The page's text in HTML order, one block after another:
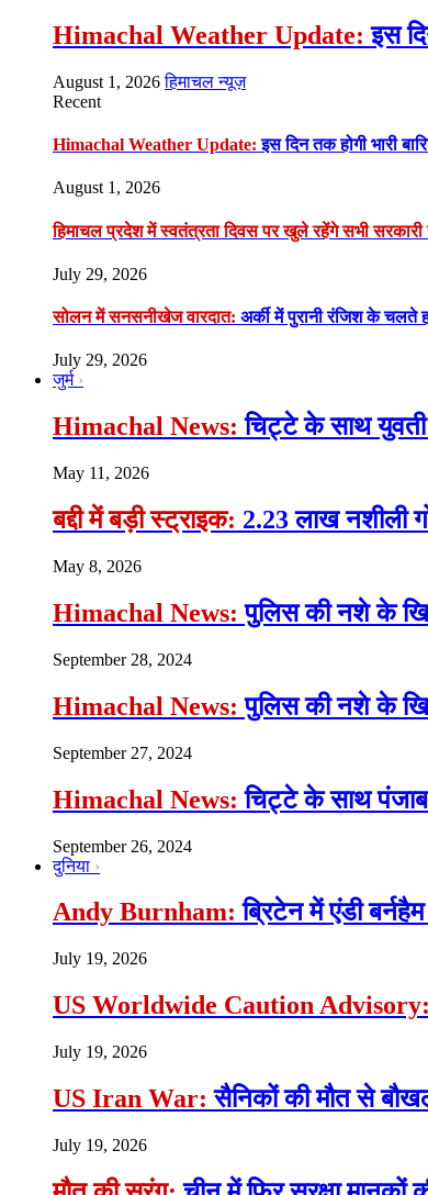
Himachal Weather Update: इस
August 1, 2026 हिमाचल न्यूज़
Recent
Himachal Weather Update: इस दिन तक होगी भारी
August 1, 2026
हिमाचल प्रदेश में स्वतंत्रता दिवस पर खुले रहेंगे सभी
July 29, 2026
सोलन में सनसनीखेज वारदात: अर्की में पुरानी रंजिश के चलते
July 29, 2026
जुर्म
Himachal News: चिट्टे के साथ युवती
May 11, 2026
बद्दी में बड़ी स्ट्राइक: 2.23 लाख नशीली
May 8, 2026
Himachal News: पुलिस की नशे के
September 28, 2024
Himachal News: पुलिस की नशे के
September 27, 2024
Himachal News: चिट्टे के साथ
September 26, 2024
दुनिया
Andy Burnham: ब्रिटेन में एंडी
July 19, 2026
US Worldwide Caution Advisory:
July 19, 2026
US Iran War: सैनिकों की मौत से
July 19, 2026